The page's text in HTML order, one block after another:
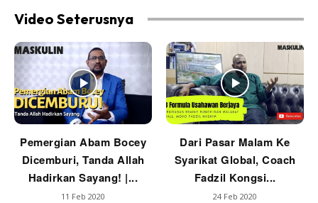
Video Seterusnya
Pemergian Abam Bocey
Dicemburi, Tanda Allah
Hadirkan Sayang! |...
11 Feb 2020
Dari Pasar Malam Ke
Syarikat Global, Coach
Fadzil Kongsi...
24 Feb 2020